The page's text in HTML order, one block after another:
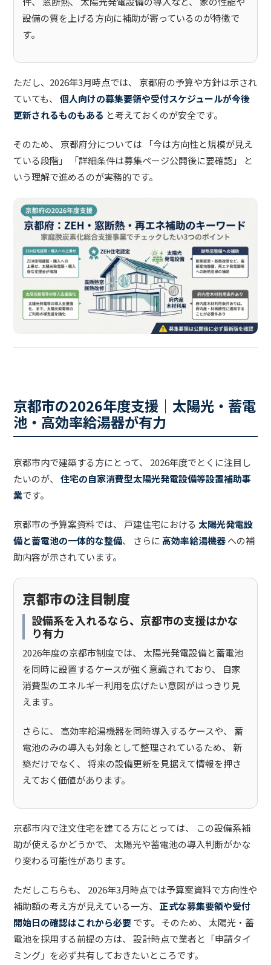
設備の質を上げる方向に補助が寄っているのが特徴で
す。
ただし、2026年3月時点では、 京都府の予算や方針は示され
ていても、個人向けの募集要領や受付スケジュールが今後
更新されるものもある と考えておくのが安全です。
そのため、 京都府分については 「今は方向性と規模が見え
ている段階」 「詳細条件は募集ページ公開後に要確認」 と
いう理解で進めるのが実務的です。
京都市の2026年度支援｜太陽光・蓄電
池・高効率給湯器が有力
京都市内で建築する方にとって、 2026年度でとくに注目し
たいのが、住宅の自家消費型太陽光発電設備等設置補助事
業です。
京都市の予算案資料では、 戸建住宅における太陽光発電設
備と蓄電池の一体的な整備、 さらに 高効率給湯機器への補
助内容が示されています。
京都市の注目制度
設備系を入れるなら、京都市の支援はかな
り有力
2026年度の京都市制度では、 太陽光発電設備と蓄電池
を同時に設置するケースが強く意識されており、 自家
消費型のエネルギー利用を広げたい意図がはっきり見
えます。
さらに、 高効率給湯機器を同時導入するケースや、 蓄
電池のみの導入も対象として整理されているため、 新
築だけでなく、 将来の設備更新を見据えて情報を押さ
えておく価値があります。
京都市内で注文住宅を建てる方にとっては、 この設備系補
助が使えるかどうかで、 太陽光や蓄電池の導入判断がかな
り変わる可能性があります。
ただしこちらも、 2026年3月時点では予算案資料で方向性や
補助額の考え方が見えている一方、正式な募集要領や受付
開始日の確認はこれから必要です。 そのため、 太陽光・蓄
電池を採用する前提の方は、 設計時点で業者と「申請タイ
ミング」を必ず共有しておきたいところです。